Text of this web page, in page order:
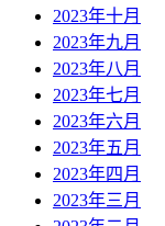
2023年十月
2023年九月
2023年八月
2023年七月
2023年六月
2023年五月
2023年四月
2023年三月